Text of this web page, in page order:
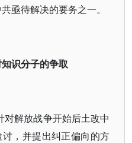
亟待解决的要务之一。
识分子的争取
解放战争开始后土改中
，并提出纠正偏向的方